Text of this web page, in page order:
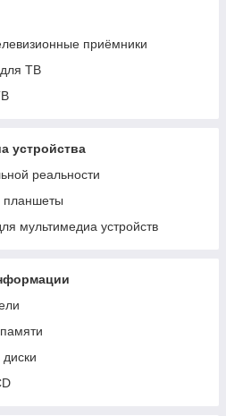
приёмники
ТВ
устройства
реальности
планшеты
мультимедиа устройств